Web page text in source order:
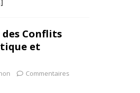
des Conflits
et
Commentaires